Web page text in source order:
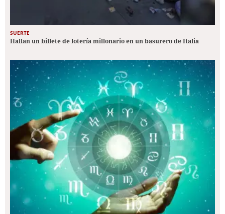
SUERTE
Hallan un billete de lotería millonario en un basurero de Italia